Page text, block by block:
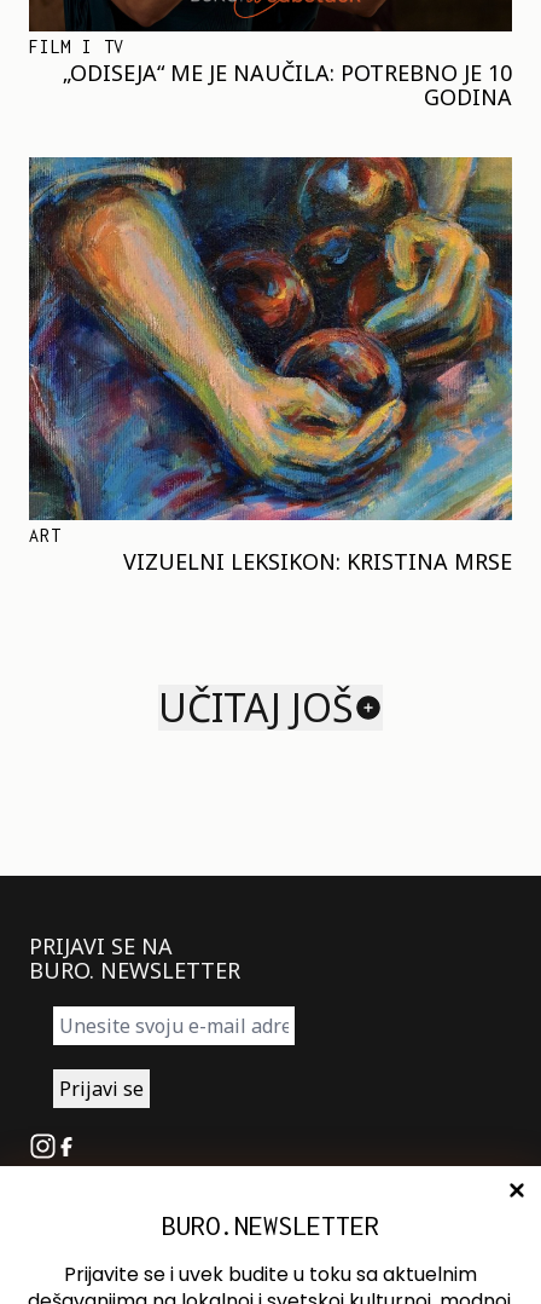
FILM I TV
„ODISEJA“ ME JE NAUČILA: POTREBNO JE 10
GODINA
ART
VIZUELNI LEKSIKON: KRISTINA MRSE
UČITAJ JOŠ
PRIJAVI SE NA
BURO. NEWSLETTER
Instagram
Facebook
Oglašavanje
Kontakt
BURO.NEWSLETTER
Prijavite se i uvek budite u toku sa aktuelnim